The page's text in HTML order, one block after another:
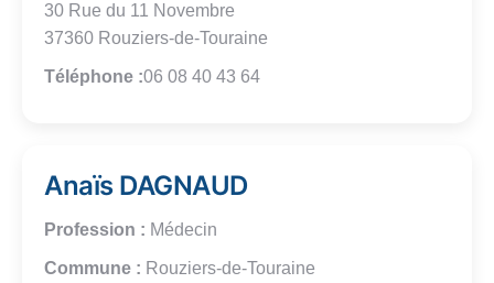
30 Rue du 11 Novembre
37360 Rouziers-de-Touraine
Téléphone :06 08 40 43 64
Anaïs DAGNAUD
Profession : Médecin
Commune : Rouziers-de-Touraine